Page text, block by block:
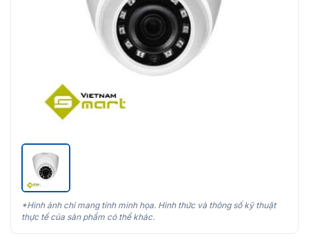
*Hình ảnh chỉ mang tính minh họa. Hình thức và thông số kỹ thuật
thực tế của sản phẩm có thể khác.